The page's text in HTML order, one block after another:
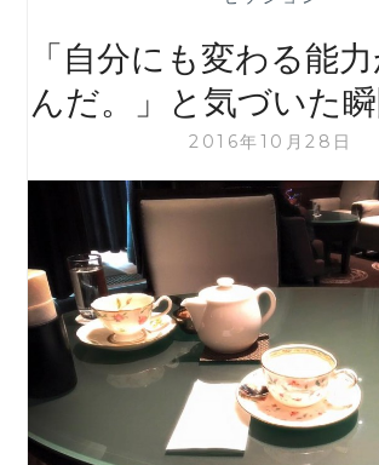
変
え
ら
れ
時
「自分にも変わる能
んだ。」と気づいた瞬
2016年10月28日